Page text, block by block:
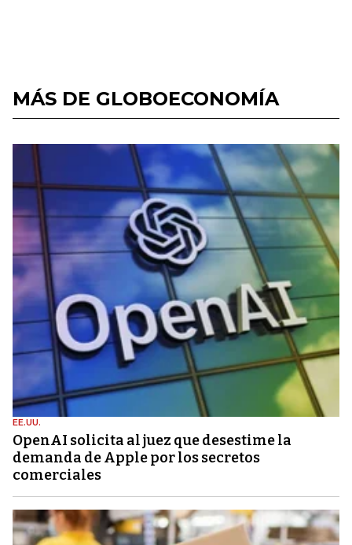
MÁS DE GLOBOECONOMÍA
EE.UU.
OpenAI solicita al juez que desestime la
demanda de Apple por los secretos
comerciales